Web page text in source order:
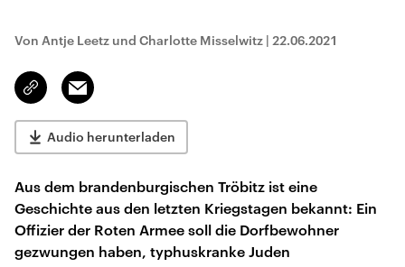
Von Antje Leetz und Charlotte Misselwitz | 22.06.2021
Link
kopieren/teilen
Email
Audio herunterladen
Aus dem brandenburgischen Tröbitz ist eine
Geschichte aus den letzten Kriegstagen bekannt: Ein
Offizier der Roten Armee soll die Dorfbewohner
gezwungen haben, typhuskranke Juden